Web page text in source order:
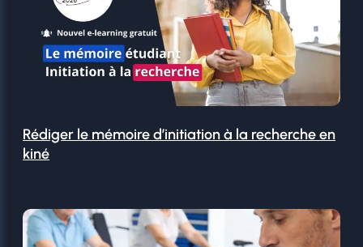
Rédiger le mémoire d’initiation à la recherche en
kiné